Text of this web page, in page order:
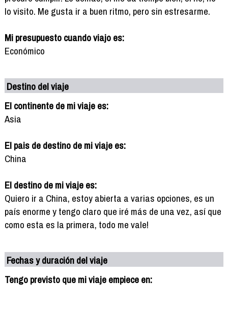
lo visito. Me gusta ir a buen ritmo, pero sin estresarme.
Mi presupuesto cuando viajo es:
Económico
Destino del viaje
El continente de mi viaje es:
Asia
El pais de destino de mi viaje es:
China
El destino de mi viaje es:
Quiero ir a China, estoy abierta a varias opciones, es un
país enorme y tengo claro que iré más de una vez, así que
como esta es la primera, todo me vale!
Fechas y duración del viaje
Tengo previsto que mi viaje empiece en: